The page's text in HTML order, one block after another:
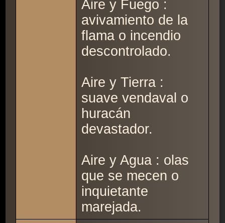
Aire y Fuego :
avivamiento de la
flama o incendio
descontrolado.
Aire y Tierra :
suave vendaval o
huracán
devastador.
Aire y Agua : olas
que se mecen o
inquietante
marejada.